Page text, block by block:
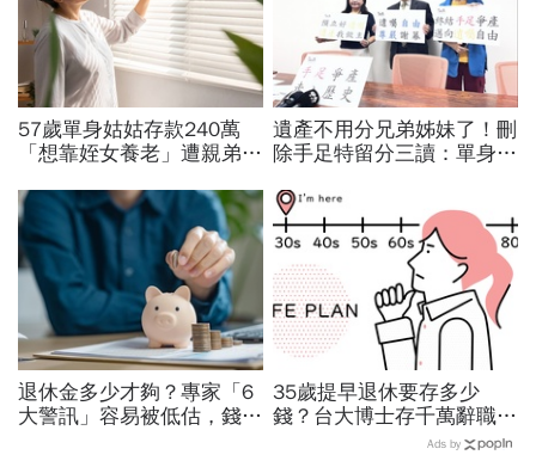
57歲單身姑姑存款240萬
「想靠姪女養老」遭親弟打
招放大退休金，年金2.6萬
滾到3.7萬
遺產不用分兄弟姊妹了！刪
除手足特留分三讀：單身
修法重點一次看
退休金多少才夠？專家「6
大警訊」容易被低估，錢夠
35歲提早退休要存多少
錢？台大博士存千萬辭職
「沒有勞保勞退、最燒錢
Ads by